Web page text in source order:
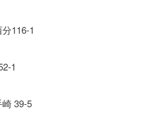
116-1
1
39-5